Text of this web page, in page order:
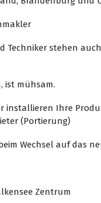
Techniker stehen
ist mühsam.
installieren Ihre
(Portierung)
Wechsel auf das
Zentrum